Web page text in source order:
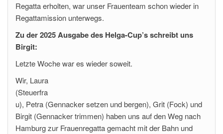
Regatta erholten, war unser Frauenteam schon wieder in
Regattamission unterwegs.
Zu der 2025 Ausgabe des Helga-Cup’s schreibt uns
Birgit:
Letzte Woche war es wieder soweit.
Wir, Laura
(Steuerfra
u), Petra (Gennacker setzen und bergen), Grit (Fock) und
Birgit (Gennacker trimmen) haben uns auf den Weg nach
Hamburg zur Frauenregatta gemacht mit der Bahn und